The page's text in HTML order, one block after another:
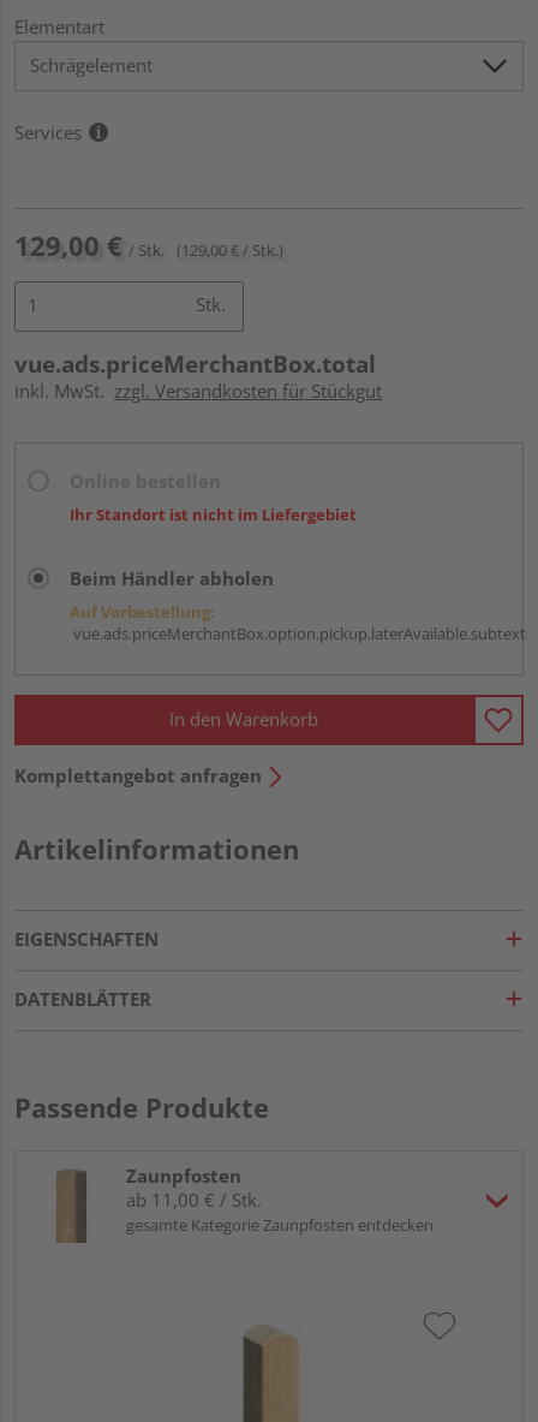
Elementart
Services
129,00 € / Stk. (129,00 € / Stk.)
Stk.
vue.ads.priceMerchantBox.total
inkl. MwSt. zzgl. Versandkosten für Stückgut
Ihr Standort ist nicht im Liefergebiet
Beim Händler abholen
Auf Vorbestellung:
vue.ads.priceMerchantBox.option.pickup.laterAvailable.subtext
In den Warenkorb
Komplettangebot anfragen
Artikelinformationen
EIGENSCHAFTEN
DATENBLÄTTER
Passende Produkte
Zaunpfosten
ab 11,00 € / Stk.
gesamte Kategorie Zaunpfosten entdecken